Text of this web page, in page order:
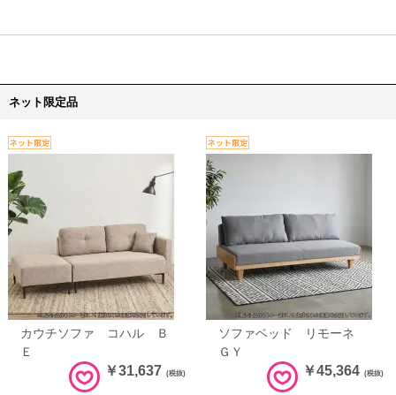
ネット限定品
カウチソファ コハル Ｂ
Ｅ
￥31,637 (税抜)
ソファベッド リモーネ
ＧＹ
￥45,364 (税抜)